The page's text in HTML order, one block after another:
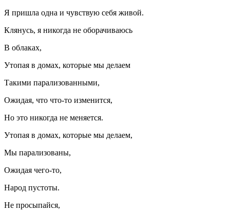
Я пришла одна и чувствую себя живой.
Клянусь, я никогда не оборачиваюсь
В облаках,
Утопая в домах, которые мы делаем
Такими парализованными,
Ожидая, что что-то изменится,
Но это никогда не меняется.
Утопая в домах, которые мы делаем,
Мы парализованы,
Ожидая чего-то,
Народ пустоты.
Не просыпайся,